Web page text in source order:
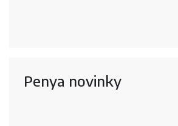
Penya novinky